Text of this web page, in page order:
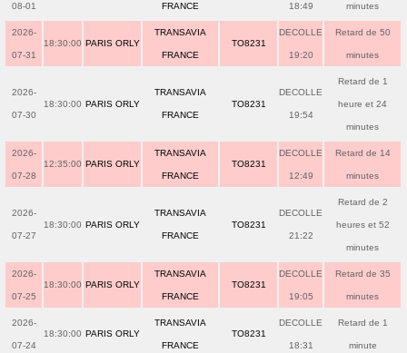
08-01 FRANCE 18:49 minutes
2026-
07-31
18:30:00 PARIS ORLY
TRANSAVIA
FRANCE
TO8231
DECOLLE
19:20
Retard de 50
minutes
2026-
07-30
18:30:00 PARIS ORLY
TRANSAVIA
FRANCE
TO8231
DECOLLE
19:54
Retard de 1
heure et 24
minutes
2026-
07-28
12:35:00 PARIS ORLY
TRANSAVIA
FRANCE
TO8231
DECOLLE
12:49
Retard de 14
minutes
2026-
07-27
18:30:00 PARIS ORLY
TRANSAVIA
FRANCE
TO8231
DECOLLE
21:22
Retard de 2
heures et 52
minutes
2026-
07-25
18:30:00 PARIS ORLY
TRANSAVIA
FRANCE
TO8231
DECOLLE
19:05
Retard de 35
minutes
2026-
07-24
18:30:00 PARIS ORLY
TRANSAVIA
FRANCE
TO8231
DECOLLE
18:31
Retard de 1
minute